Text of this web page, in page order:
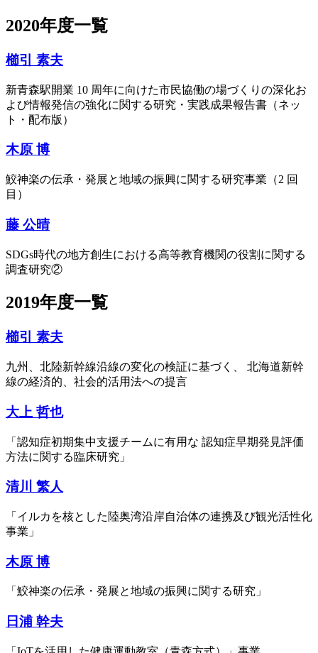
2020年度一覧
櫛引 素夫
新⻘森駅開業 10 周年に向けた市⺠協働の場づくりの深化お
よび情報発信の強化に関する研究・実践成果報告書（ネッ
ト・配布版）
木原 博
鮫神楽の伝承・発展と地域の振興に関する研究事業（2 回
目）
藤 公晴
SDGs時代の地方創生における高等教育機関の役割に関する
調査研究②
2019年度一覧
櫛引 素夫
九州、北陸新幹線沿線の変化の検証に基づく、 北海道新幹
線の経済的、社会的活用法への提言
大上 哲也
「認知症初期集中支援チームに有用な 認知症早期発見評価
方法に関する臨床研究」
清川 繁人
「イルカを核とした陸奥湾沿岸自治体の連携及び観光活性化
事業」
木原 博
「鮫神楽の伝承・発展と地域の振興に関する研究」
日浦 幹夫